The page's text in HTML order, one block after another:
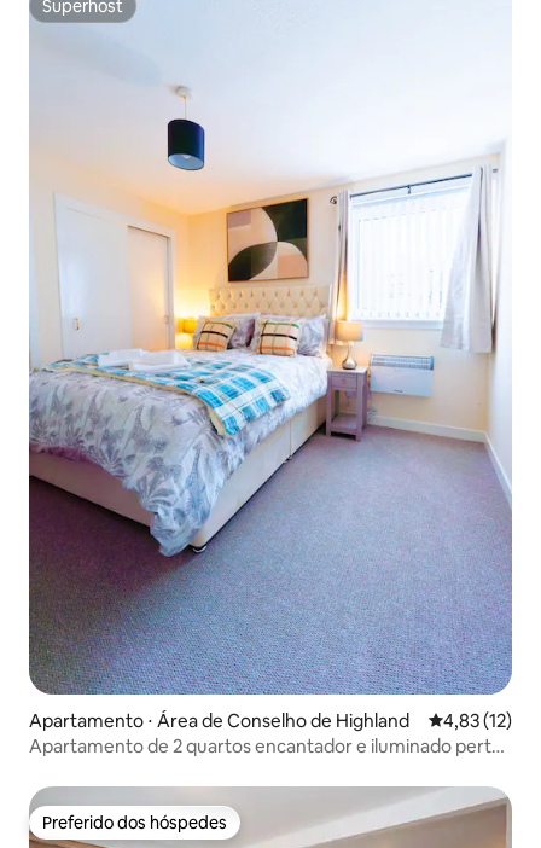
Superhost
Superhost
Apartamento ⋅ Área de Conselho de Highland 4,83 de uma
4,83 (12)
Apartamento de 2 quartos encantador e iluminado perto
Preferido dos hóspedes
Preferido dos hóspedes